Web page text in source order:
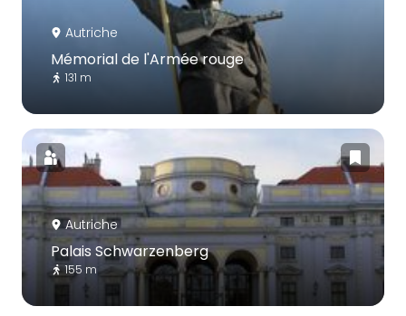
Autriche
Mémorial de l'Armée rouge
131 m
Autriche
Palais Schwarzenberg
155 m